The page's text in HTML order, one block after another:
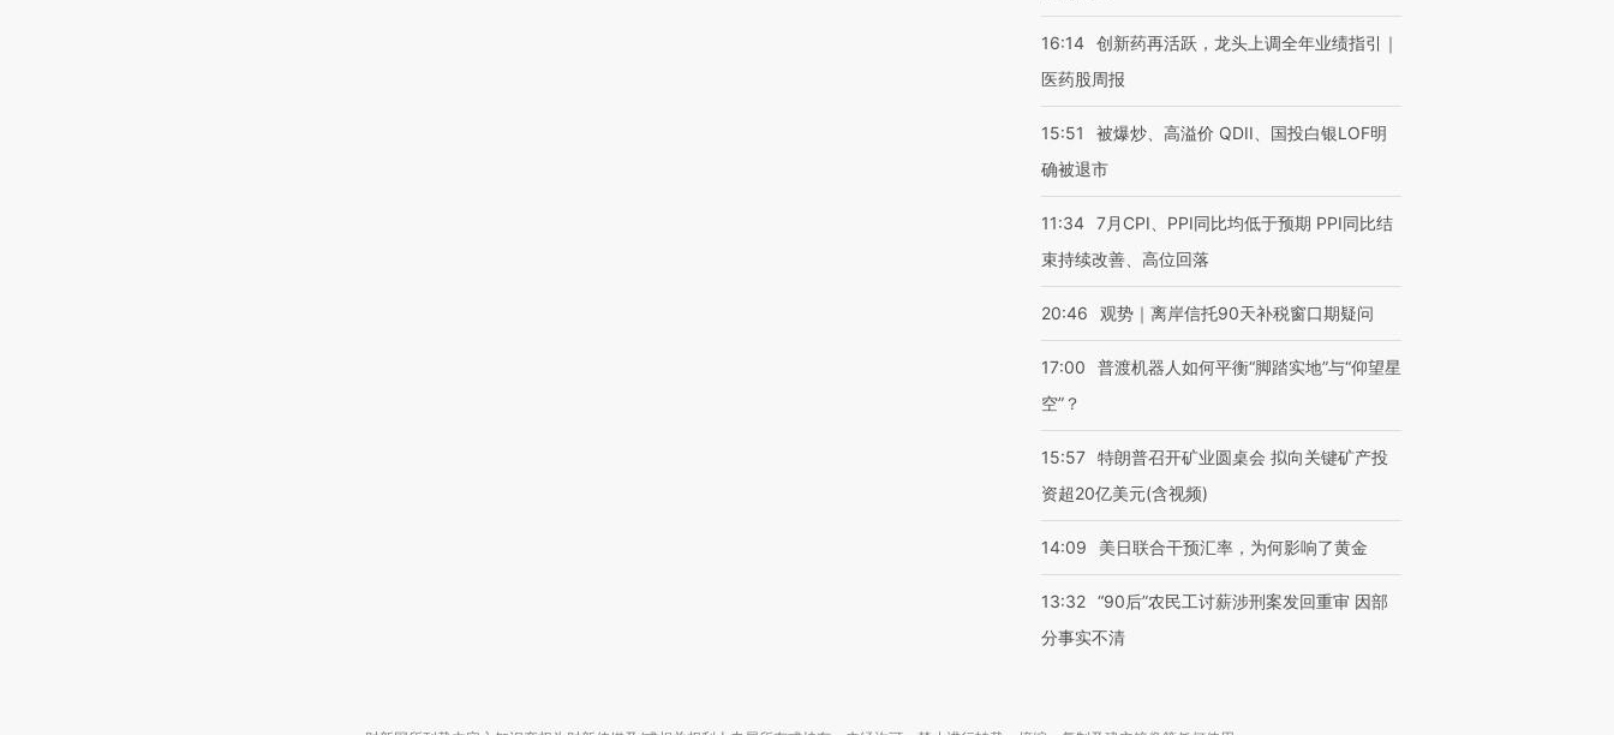
16:14 创新药再活跃，龙头上调全年业绩指引｜
医药股周报
15:51
被爆炒、高溢价 QDII、国投白银LOF明
确被退市
11:34 7月CPI、PPI同比均低于预期 PPI同比结
束持续改善、高位回落
20:46 观势｜离岸信托90天补税窗口期疑问
17:00
普渡机器人如何平衡“脚踏实地”与“仰望星
空”？
15:57 特朗普召开矿业圆桌会 拟向关键矿产投
资超20亿美元(含视频)
14:09 美日联合干预汇率，为何影响了黄金
13:32 “90后”农民工讨薪涉刑案发回重审 因部
分事实不清